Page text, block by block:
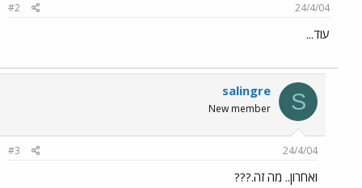
24/4/04
#2
עוד...
S
salingre
New member
24/4/04
#3
ואחרון.. מה זה.???